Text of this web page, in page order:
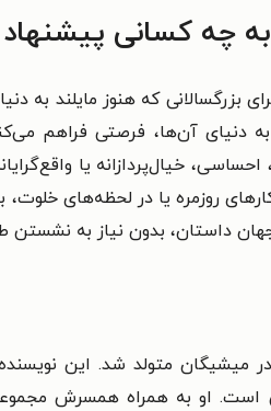
چه کسانی
بزرگسالانی که هنوز مایلند
دنیای آن‌ها، فرصتی فراهم
خیال‌پردازانه یا
روزمره یا در لحظه‌های خلوت،
داستان، بدون نیاز به نشستن
کاترین آلیس اپلگیت نویسنده‌ای آمریکایی است که در
است. او به همراه همسرش